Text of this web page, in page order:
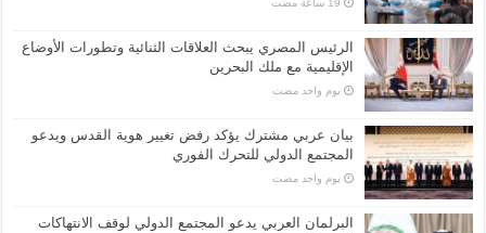
الرئيس المصري يبحث العلاقات الثنائية وتطورات الأوضاع
الإقليمية مع ملك البحرين
‏يوم واحد مضت
بيان عربي مشترك يؤكد رفض تغيير هوية القدس ويدعو
المجتمع الدولي للتحرك الفوري
‏يوم واحد مضت
البرلمان العربي يدعو المجتمع الدولي لوقف الانتهاكات